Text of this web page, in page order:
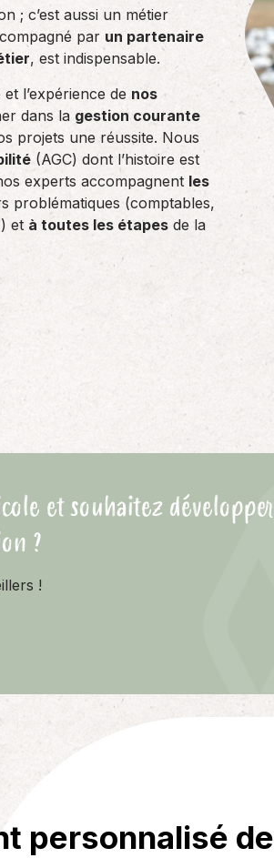
; c’est aussi un métier
par un partenaire
, est indispensable.
l’expérience de nos
dans la gestion courante
projets une réussite. Nous
(AGC) dont l’histoire est
experts accompagnent les
problématiques (comptables,
et à toutes les étapes de la
et souhaitez
?
!
personnalisé